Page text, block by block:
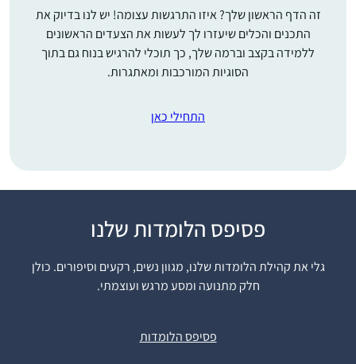
זה הדף הראשון שלך? איזו התרגשות עצומה! יש לנו בדיוק את
התכנים והכלים שיעזרו לך לעשות את הצעדים הראשונים
ללמידה בקצב וברמה שלך, כך תוכלי להרגיש בנוח גם בתוך
הסוגיות המורכבות ומאתגרות.
התחילי כאן
פסיפס הלומדות שלנו
גלי את קהילת הלומדות שלנו, מגוון נשים, רקעים וסיפורים. כולן
חלק מתנועה ומסע מרגש ועוצמתי.
פסיפס הלומדות
בתחילת מסכת ברכות,
עוד לא ידעתי כלום.
נחשפתי לסיום הש״ס,
ובעצם להתחלה מחדש
עדן ישורון